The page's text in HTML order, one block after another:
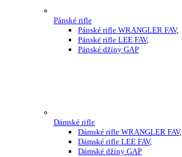
Pánské rifle
Pánské rifle WRANGLER FAV,
Pánské rifle LEE FAV,
Pánské džíny GAP
Dámské rifle
Dámské rifle WRANGLER FAV,
Dámské rifle LEE FAV,
Dámské džíny GAP